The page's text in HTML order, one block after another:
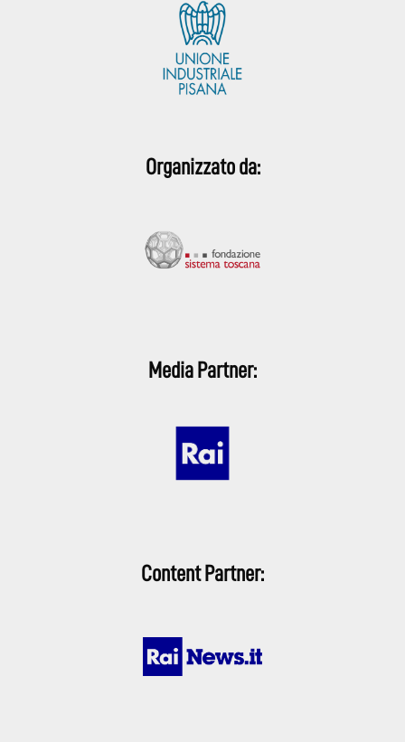
Organizzato da:
Media Partner:
Content Partner: